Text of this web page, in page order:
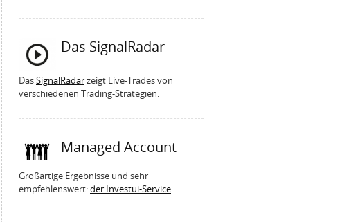
Das SignalRadar
DasSignalRadarzeigt Live-Trades von
verschiedenen Trading-Strategien.
Managed Account
Großartige Ergebnisse und sehr
empfehlenswert:der Investui-Service